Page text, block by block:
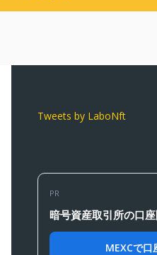
Tweets by LaboNft
PR
暗号資産取引所の口座
MEXCで口